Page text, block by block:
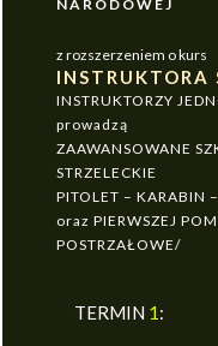
NARODOWEJ
z rozszerzeniem o kurs
INSTRUKTORA
INSTRUKTORZY
prowadzą
ZAAWANSOWANE
STRZELECKIE
PITOLET – KARABIN
oraz PIERWSZEJ
POSTRZAŁOWE/
TERMIN 1: